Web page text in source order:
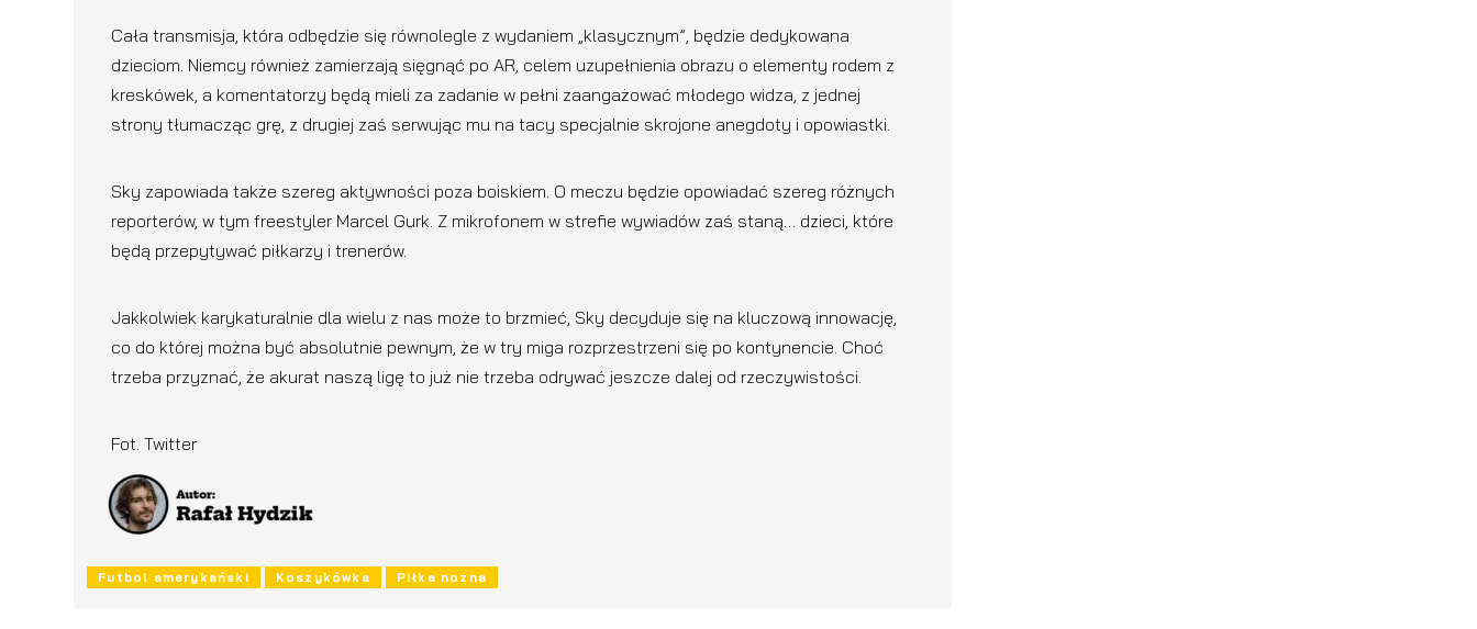
Cała transmisja, która odbędzie się równolegle z wydaniem „klasycznym”, będzie dedykowana
dzieciom. Niemcy również zamierzają sięgnąć po AR, celem uzupełnienia obrazu o elementy rodem z
kreskówek, a komentatorzy będą mieli za zadanie w pełni zaangażować młodego widza, z jednej
strony tłumacząc grę, z drugiej zaś serwując mu na tacy specjalnie skrojone anegdoty i opowiastki.
Sky zapowiada także szereg aktywności poza boiskiem. O meczu będzie opowiadać szereg różnych
reporterów, w tym freestyler Marcel Gurk. Z mikrofonem w strefie wywiadów zaś staną… dzieci, które
będą przepytywać piłkarzy i trenerów.
Jakkolwiek karykaturalnie dla wielu z nas może to brzmieć, Sky decyduje się na kluczową innowację,
co do której można być absolutnie pewnym, że w try miga rozprzestrzeni się po kontynencie. Choć
trzeba przyznać, że akurat naszą ligę to już nie trzeba odrywać jeszcze dalej od rzeczywistości.
Fot. Twitter
Futbol amerykański Koszykówka Piłka nożna